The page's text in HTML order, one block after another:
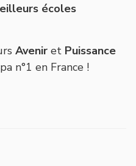
écoles
Avenir et Puissance
n°1 en France !